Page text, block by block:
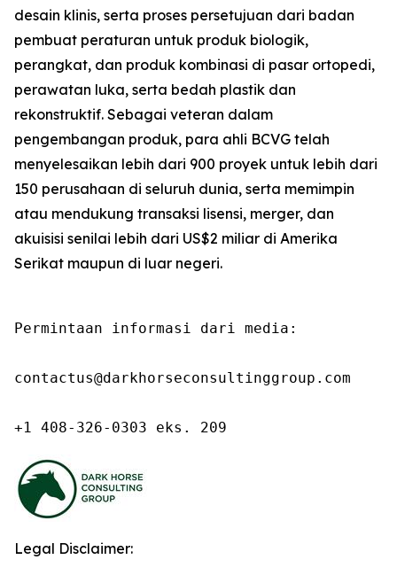
desain klinis, serta proses persetujuan dari badan
pembuat peraturan untuk produk biologik,
perangkat, dan produk kombinasi di pasar ortopedi,
perawatan luka, serta bedah plastik dan
rekonstruktif. Sebagai veteran dalam
pengembangan produk, para ahli BCVG telah
menyelesaikan lebih dari 900 proyek untuk lebih dari
150 perusahaan di seluruh dunia, serta memimpin
atau mendukung transaksi lisensi, merger, dan
akuisisi senilai lebih dari US$2 miliar di Amerika
Serikat maupun di luar negeri.
Permintaan informasi dari media:
contactus@darkhorseconsultinggroup.com
+1 408-326-0303 eks. 209
Legal Disclaimer: